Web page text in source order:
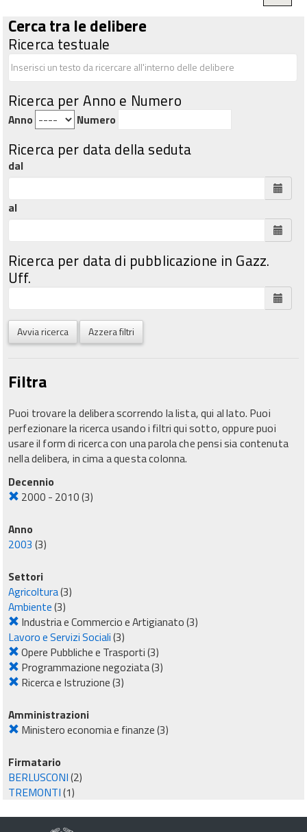
Cerca tra le delibere
Ricerca testuale
Ricerca per Anno e Numero
Anno Numero
Ricerca per data della seduta
dal
al
Ricerca per data di pubblicazione in Gazz.
Uff.
Avvia ricerca Azzera filtri
Filtra
Puoi trovare la delibera scorrendo la lista, qui al lato. Puoi
perfezionare la ricerca usando i filtri qui sotto, oppure puoi
usare il form di ricerca con una parola che pensi sia contenuta
nella delibera, in cima a questa colonna.
Decennio
2000 - 2010(3)
Anno
2003 (3)
Settori
Agricoltura(3)
Ambiente(3)
Industria e Commercio e Artigianato(3)
Lavoro e Servizi Sociali(3)
Opere Pubbliche e Trasporti(3)
Programmazione negoziata(3)
Ricerca e Istruzione(3)
Amministrazioni
Ministero economia e finanze(3)
Firmatario
BERLUSCONI(2)
TREMONTI(1)